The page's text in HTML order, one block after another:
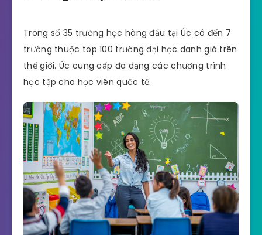
Trong số 35 trường học hàng đầu tại Úc có đến 7
trường thuộc top 100 trường đại học danh giá trên
thế giới. Úc cung cấp đa dạng các chương trình
học tập cho học viên quốc tế.